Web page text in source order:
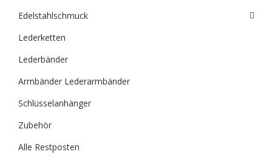
Edelstahlschmuck
Lederketten
Lederbänder
Armbänder Lederarmbänder
Schlüsselanhänger
Zubehör
Alle Restposten